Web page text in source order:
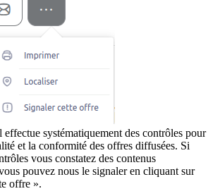
effectue systématiquement des contrôles pour
et la conformité des offres diffusées. Si
vous constatez des contenus
pouvez nous le signaler en cliquant sur
offre ».